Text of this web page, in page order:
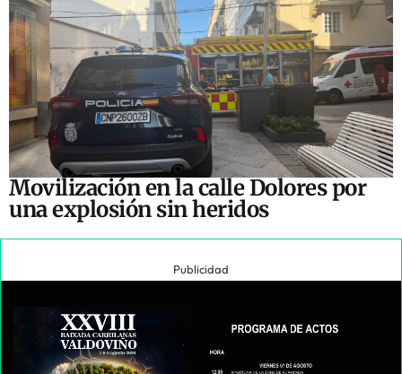
Movilización en la calle Dolores por
una explosión sin heridos
Publicidad